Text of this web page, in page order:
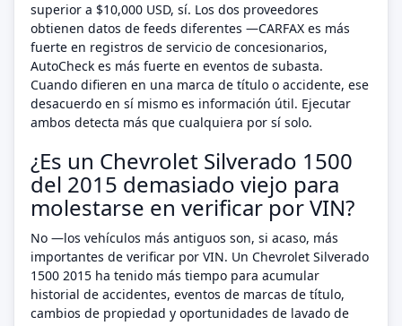
superior a $10,000 USD, sí. Los dos proveedores
obtienen datos de feeds diferentes —CARFAX es más
fuerte en registros de servicio de concesionarios,
AutoCheck es más fuerte en eventos de subasta.
Cuando difieren en una marca de título o accidente, ese
desacuerdo en sí mismo es información útil. Ejecutar
ambos detecta más que cualquiera por sí solo.
¿Es un Chevrolet Silverado 1500
del 2015 demasiado viejo para
molestarse en verificar por VIN?
No —los vehículos más antiguos son, si acaso, más
importantes de verificar por VIN. Un Chevrolet Silverado
1500 2015 ha tenido más tiempo para acumular
historial de accidentes, eventos de marcas de título,
cambios de propiedad y oportunidades de lavado de